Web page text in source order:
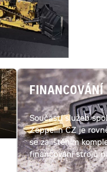
FINANCOVÁNÍ
Součástí služeb
Zeppelin CZ je
se zajištěním
financování strojů